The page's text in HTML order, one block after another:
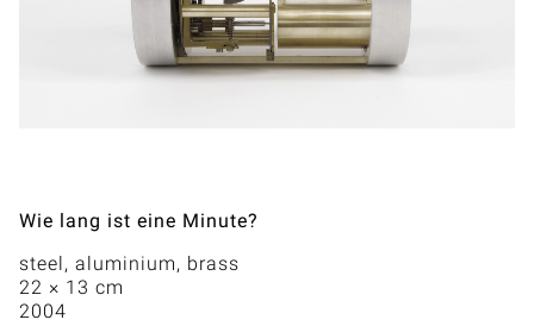
Wie lang ist eine Minute?
steel, aluminium, brass
22 × 13 cm
2004